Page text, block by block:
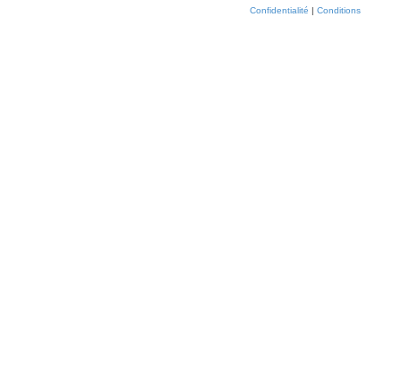
Confidentialité | Conditions